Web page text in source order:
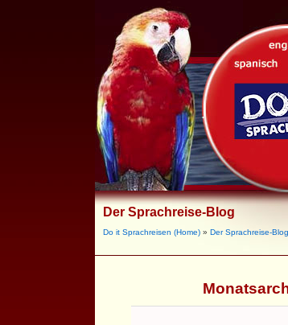
Der Sprachreise-Blog
Do it Sprachreisen (Home) » Der Sprachreise-Blog